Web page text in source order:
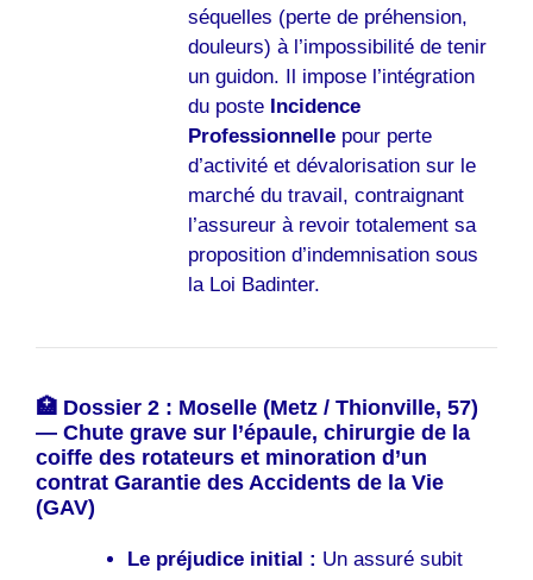
séquelles (perte de préhension,
douleurs) à l’impossibilité de tenir
un guidon. Il impose l’intégration
du poste Incidence
Professionnellepour perte
d’activité et dévalorisation sur le
marché du travail, contraignant
l’assureur à revoir totalement sa
proposition d’indemnisation sous
la Loi Badinter.
🏥 Dossier 2 : Moselle (Metz / Thionville, 57)
— Chute grave sur l’épaule, chirurgie de la
coiffe des rotateurs et minoration d’un
contrat Garantie des Accidents de la Vie
(GAV)
Le préjudice initial : Un assuré subit